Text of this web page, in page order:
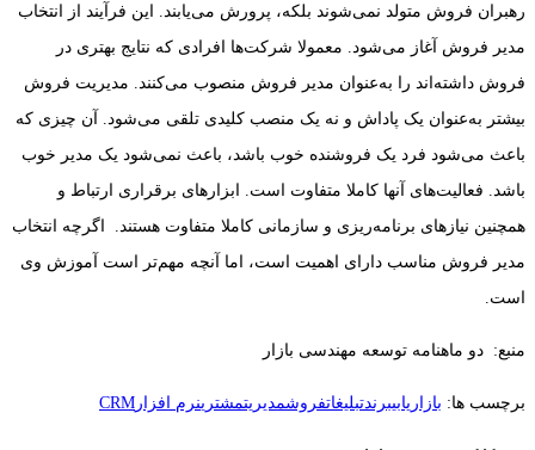
رهبران فروش متولد نمی‌شوند بلکه، پرورش می‌یابند. این فرآیند از انتخاب
مدیر فروش آغاز می‌شود. معمولا شرکت‌ها افرادی که نتایج بهتری در
فروش داشته‌اند را به‌عنوان مدیر فروش منصوب می‌کنند. مدیریت فروش
بیشتر به‌عنوان یک پاداش و نه یک منصب کلیدی تلقی می‌شود. آن چیزی که
باعث می‌شود فرد یک فروشنده خوب باشد، باعث نمی‌شود یک مدیر خوب
باشد. فعالیت‌های آنها کاملا متفاوت است. ابزارهای برقراری ارتباط و
همچنین نیازهای برنامه‌ریزی و سازمانی کاملا متفاوت هستند. اگرچه انتخاب
مدیر فروش مناسب دارای اهمیت است، اما آنچه مهم‌تر است آموزش وی
است.‌
منبع: دو ماهنامه توسعه مهندسی بازار
برچسب ها: بازاریابیبرندتبلیغاتفروشمدیریتمشترینرم افزارCRM